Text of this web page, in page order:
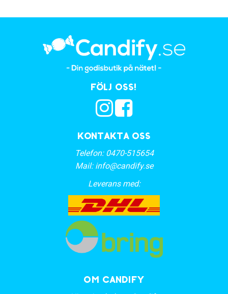
Kontakta oss
Telefon: 0470-515654
Mail: info@candify.se
Leverans med:
Följ oss!
OM CANDIFY